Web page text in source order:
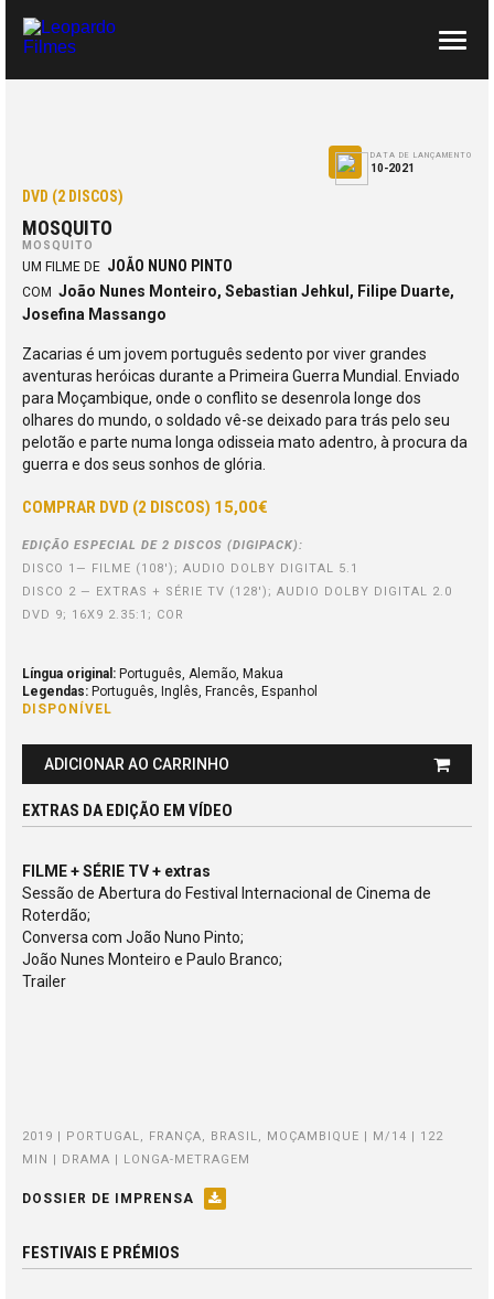
SOBRE NÓS
CONTACTOS
DVD (2 DISCOS)
MOSQUITO
MOSQUITO
DATA DE LANÇAMENTO
10-2021
UM FILME DE JOÃO NUNO PINTO
COM João Nunes Monteiro, Sebastian Jehkul, Filipe Duarte,
Josefina Massango
Zacarias é um jovem português sedento por viver grandes
aventuras heróicas durante a Primeira Guerra Mundial. Enviado
para Moçambique, onde o conflito se desenrola longe dos
olhares do mundo, o soldado vê-se deixado para trás pelo seu
pelotão e parte numa longa odisseia mato adentro, à procura da
guerra e dos seus sonhos de glória.
COMPRAR DVD (2 DISCOS) 15,00€
EDIÇÃO ESPECIAL DE 2 DISCOS (DIGIPACK):
DISCO 1— FILME (108'); AUDIO DOLBY DIGITAL 5.1
DISCO 2 — EXTRAS + SÉRIE TV (128'); AUDIO DOLBY DIGITAL 2.0
DVD 9; 16X9 2.35:1; COR
Língua original: Português, Alemão, Makua
Legendas: Português, Inglês, Francês, Espanhol
DISPONÍVEL
ADICIONAR AO CARRINHO
EXTRAS DA EDIÇÃO EM VÍDEO
FILME + SÉRIE TV + extras
Sessão de Abertura do FestivaI Internacional de Cinema de
Roterdão;
Conversa com João Nuno Pinto;
João Nunes Monteiro e Paulo Branco;
Trailer
2019 | PORTUGAL, FRANÇA, BRASIL, MOÇAMBIQUE | M/14 | 122
MIN | DRAMA | LONGA-METRAGEM
DOSSIER DE IMPRENSA
FESTIVAIS E PRÉMIOS